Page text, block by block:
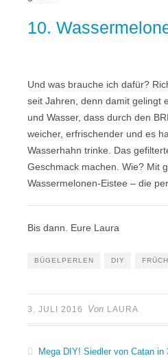
10.
Und was brauche ich dafür?
seit Jahren, denn damit gelingt
und Wasser, dass durch den
weicher, erfrischender und es
Wasserhahn trinke. Das
Geschmack machen. Wie? Mit
Wassermelonen-Eistee – die
Bis dann. Eure Laura
BÜGELPERLEN DIY
3. JULI 2016 Von LAURA
Mega DIY! Siedler von Catan in